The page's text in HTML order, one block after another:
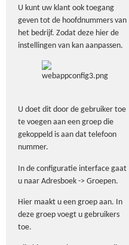
U kunt uw klant ook toegang
geven tot de hoofdnummers van
het bedrijf. Zodat deze hier de
instellingen van kan aanpassen.
U doet dit door de gebruiker toe
te voegen aan een groep die
gekoppeld is aan dat telefoon
nummer.
In de configuratie interface gaat
u naar Adresboek -> Groepen.
Hier maakt u een groep aan. In
deze groep voegt u gebruikers
toe.